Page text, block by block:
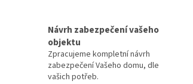
Návrh zabezpečení vašeho
objektu
Zpracujeme kompletní návrh
zabezpečení Vašeho domu, dle
vašich potřeb.